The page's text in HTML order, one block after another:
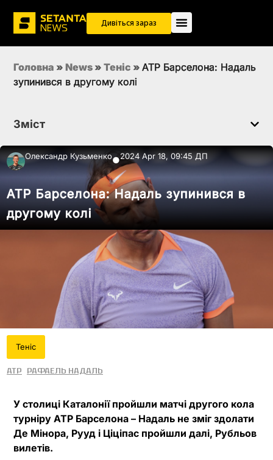
Дивіться зараз
Головна » News » Теніс » ATP Барселона: Надаль
зупинився в другому колі
Зміст
Олександр Кузьменко●2024 Apr 18, 09:45 ДП
ATP Барселона: Надаль зупинився в
другому колі
Теніс
ATP Рафаель Надаль
У столиці Каталонії пройшли матчі другого кола
турніру ATP Барселона – Надаль не зміг здолати
Де Мінора, Рууд і Ціціпас пройшли далі, Рубльов
вилетів.